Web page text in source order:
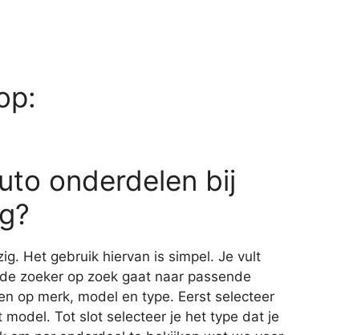
onderdelen bij
Het gebruik hiervan is simpel. Je vult
zoeker op zoek gaat naar passende
op merk, model en type. Eerst selecteer
Tot slot selecteer je het type dat je